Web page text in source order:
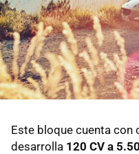
Este bloque cuenta con
desarrolla 120 CV a